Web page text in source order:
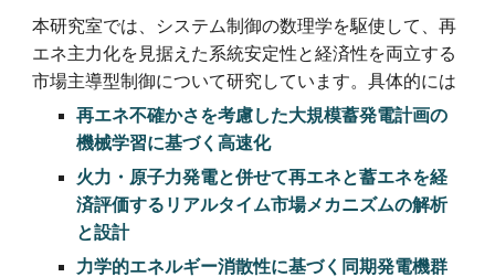
本研究室では、システム制御の数理学を駆使して、再
エネ主力化を見据えた系統安定性と経済性を両立する
市場主導型制御について研究しています。具体的には
再エネ不確かさを考慮した大規模蓄発電計画の
機械学習に基づく高速化
火力・原子力発電と併せて再エネと蓄エネを経
済評価するリアルタイム市場メカニズムの解析
と設計
力学的エネルギー消散性に基づく同期発電機群